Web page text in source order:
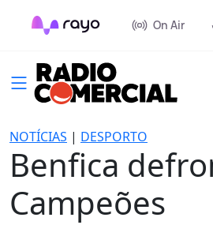
On Air
NOTÍCIAS | DESPORTO
Benfica
Campeões